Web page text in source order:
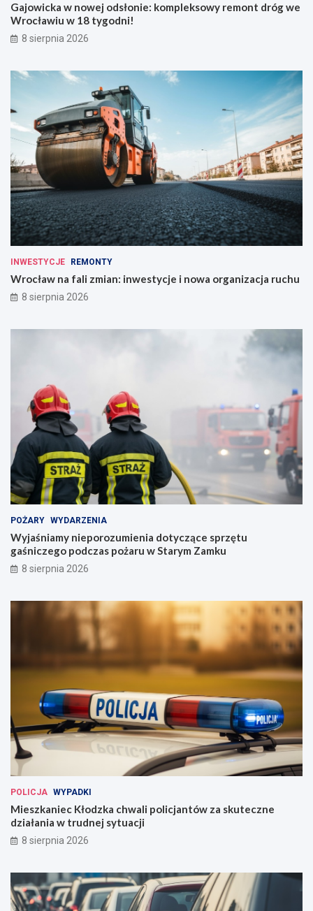
Gajowicka w nowej odsłonie: kompleksowy remont dróg we
Wrocławiu w 18 tygodni!
8 sierpnia 2026
INWESTYCJE REMONTY
Wrocław na fali zmian: inwestycje i nowa organizacja ruchu
8 sierpnia 2026
POŻARY WYDARZENIA
Wyjaśniamy nieporozumienia dotyczące sprzętu
gaśniczego podczas pożaru w Starym Zamku
8 sierpnia 2026
POLICJA WYPADKI
Mieszkaniec Kłodzka chwali policjantów za skuteczne
działania w trudnej sytuacji
8 sierpnia 2026